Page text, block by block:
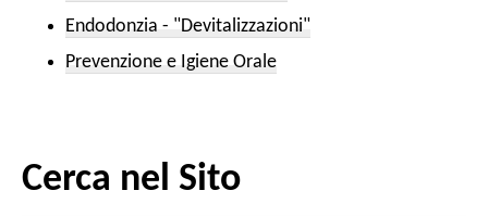
Endodonzia - "Devitalizzazioni"
Prevenzione e Igiene Orale
Cerca nel Sito